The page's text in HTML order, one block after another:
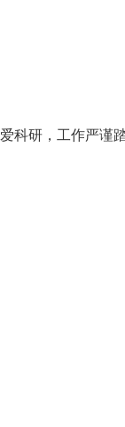
研，工作严谨